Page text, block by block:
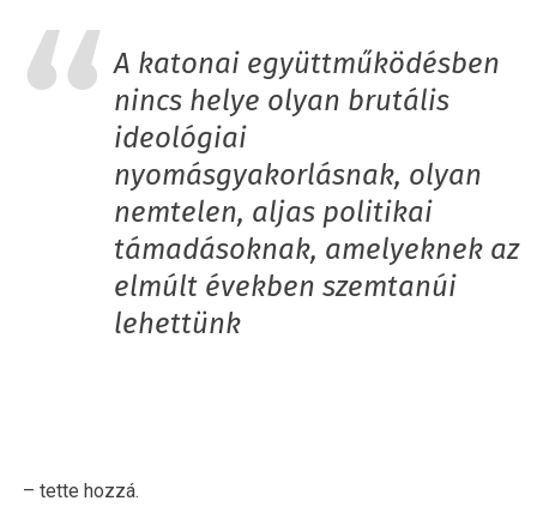
A katonai együttműködésben
nincs helye olyan brutális
ideológiai
nyomásgyakorlásnak, olyan
nemtelen, aljas politikai
támadásoknak, amelyeknek az
elmúlt években szemtanúi
lehettünk
– tette hozzá.